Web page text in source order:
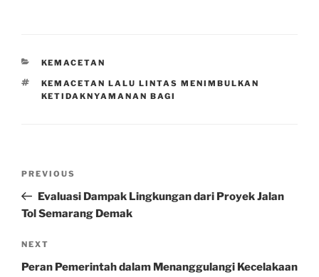
CATEGORIES
KEMACETAN
TAGS
KEMACETAN LALU LINTAS MENIMBULKAN
KETIDAKNYAMANAN BAGI
Previous
Post
PREVIOUS
Evaluasi Dampak Lingkungan dari Proyek Jalan
Tol Semarang Demak
Next
Post
NEXT
Peran Pemerintah dalam Menanggulangi Kecelakaan